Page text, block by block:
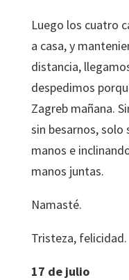
Luego los cuatro
a casa, y
distancia,
despedimos
Zagreb mañana.
sin besarnos,
manos e
manos juntas.
Namasté.
Tristeza, felicidad.
17 de julio